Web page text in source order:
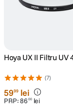
7.
Hoya UX II Filtru UV
(7)
5999 lei
PRP:86 00 lei